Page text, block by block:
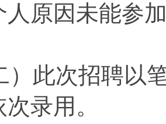
人原因未能参
）此次招聘以
录用。